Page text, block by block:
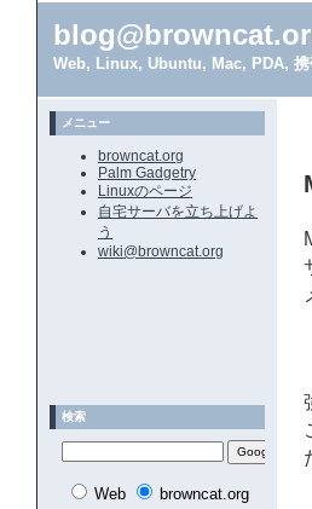
Web, Linux, Ubuntu, Mac, PDA, 携
メニュー
browncat.org
Palm Gadgetry
Linuxのページ
自宅サーバを立ち上げよ
う
wiki@browncat.org
検索
Web browncat.org